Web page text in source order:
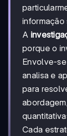
A
porque o
Envolve-
analisa e
para
Cada